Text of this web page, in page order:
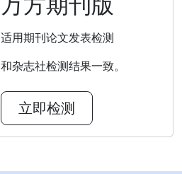
适用期刊论文发表检测
和杂志社检测结果一致。
立即检测